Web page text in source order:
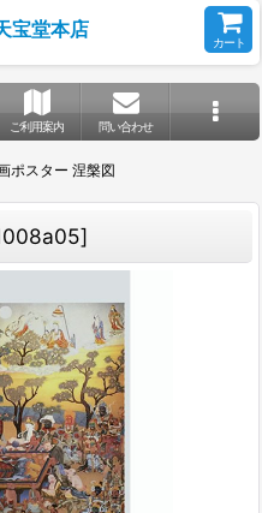
宝堂本店
カート
ご利用案内 問い合わせ
ポスター 涅槃図
]